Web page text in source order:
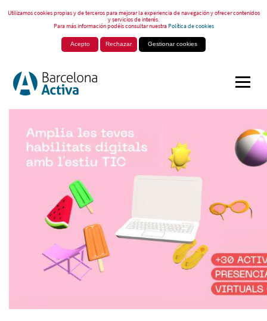
Utilizamos cookies propias y de terceros para mejorar la experiencia de navegación y ofrecer contenidos
y servicios de interés.
Para más información podéis consultar nuestraPolítica de cookies
Acepto Rechazar Gestionar cookies